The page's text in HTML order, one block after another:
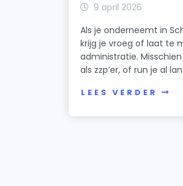
9 april 2026
Als je onderneemt in
krijg je vroeg of laat te
administratie.
als zzp’er, of run je al
LEES VERDER